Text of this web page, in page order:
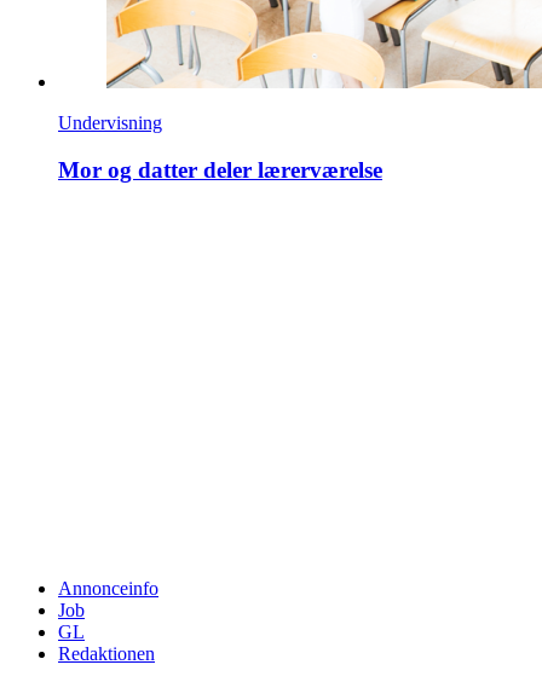
Undervisning
Mor og datter deler lærerværelse
Annonceinfo
Job
GL
Redaktionen